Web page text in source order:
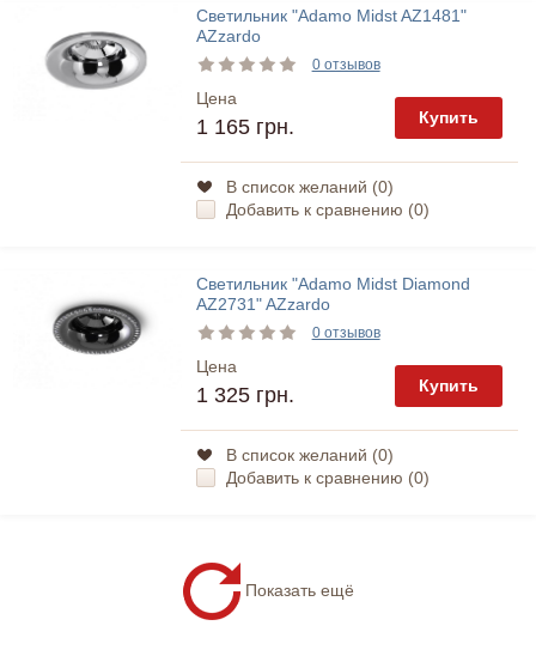
Светильник "Adamo Midst AZ1481"
AZzardo
0 отзывов
Цена
1 165 грн. Купить
В список желаний (0)
Добавить к сравнению (0)
Светильник "Adamo Midst Diamond
AZ2731" AZzardo
0 отзывов
Цена
1 325 грн. Купить
В список желаний (0)
Добавить к сравнению (0)
Показать ещё